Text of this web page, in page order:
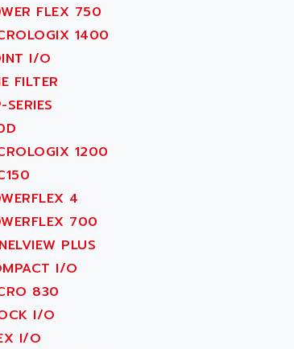
FLEX 750
1400
I/O
FILTER
SERIES
1200
4
700
PLUS
I/O
830
I/O
I/O